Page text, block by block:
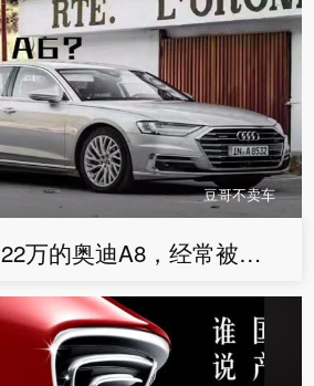
豆哥不卖车
豆车一分钟：122万的奥迪A8，经常被误认为不到70万的A6